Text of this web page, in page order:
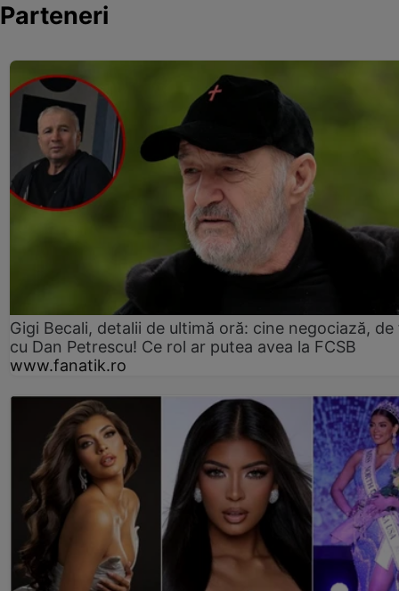
Parteneri
Gigi Becali, detalii de ultimă oră: cine negociază,
cu Dan Petrescu! Ce rol ar putea avea la FCSB
www.fanatik.ro